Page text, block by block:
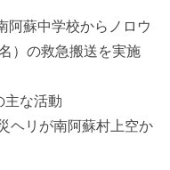
阿蘇中学校からノロウ
）の救急搬送を実施
主な活動
ヘリが南阿蘇村上空か